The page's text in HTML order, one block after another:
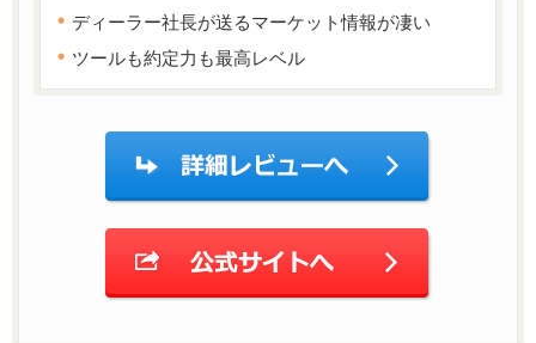
ディーラー社長が送るマーケット情報が凄い
ツールも約定力も最高レベル